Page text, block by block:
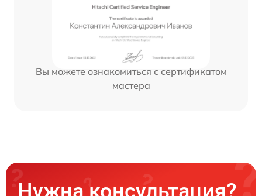
Вы можете ознакомиться с сертификатом
мастера